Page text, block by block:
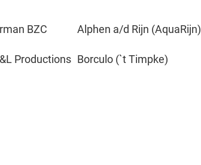
BZC Alphen a/d Rijn (AquaRijn)
Productions Borculo (`t Timpke)